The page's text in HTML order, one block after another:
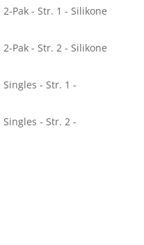
Pak - Str. 1 - Silikone
Pak - Str. 2 - Silikone
- Str. 1 -
- Str. 2 -